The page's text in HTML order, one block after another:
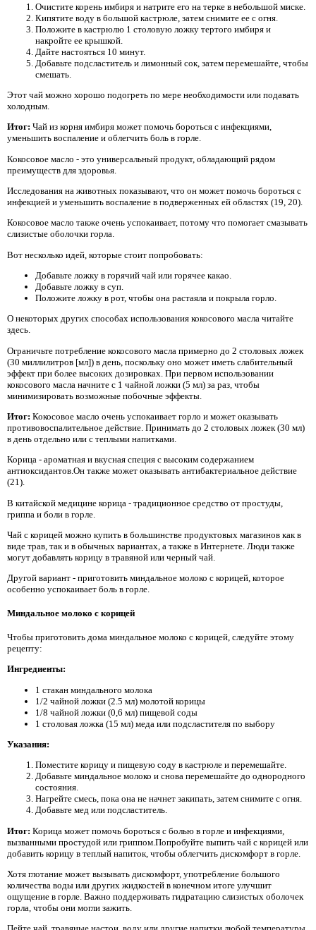
Очистите корень имбиря и натрите его на терке в небольшой миске.
Кипятите воду в большой кастрюле, затем снимите ее с огня.
Положите в кастрюлю 1 столовую ложку тертого имбиря и
накройте ее крышкой.
Дайте настояться 10 минут.
Добавьте подсластитель и лимонный сок, затем перемешайте, чтобы
смешать.
Этот чай можно хорошо подогреть по мере необходимости или подавать
холодным.
Итог: Чай из корня имбиря может помочь бороться с инфекциями,
уменьшить воспаление и облегчить боль в горле.
Кокосовое масло - это универсальный продукт, обладающий рядом
преимуществ для здоровья.
Исследования на животных показывают, что он может помочь бороться с
инфекцией и уменьшить воспаление в подверженных ей областях (19, 20).
Кокосовое масло также очень успокаивает, потому что помогает смазывать
слизистые оболочки горла.
Вот несколько идей, которые стоит попробовать:
Добавьте ложку в горячий чай или горячее какао.
Добавьте ложку в суп.
Положите ложку в рот, чтобы она растаяла и покрыла горло.
О некоторых других способах использования кокосового масла читайте
здесь.
Ограничьте потребление кокосового масла примерно до 2 столовых ложек
(30 миллилитров [мл]) в день, поскольку оно может иметь слабительный
эффект при более высоких дозировках. При первом использовании
кокосового масла начните с 1 чайной ложки (5 мл) за раз, чтобы
минимизировать возможные побочные эффекты.
Итог: Кокосовое масло очень успокаивает горло и может оказывать
противовоспалительное действие. Принимать до 2 столовых ложек (30 мл)
в день отдельно или с теплыми напитками.
Корица - ароматная и вкусная специя с высоким содержанием
антиоксидантов.Он также может оказывать антибактериальное действие
(21).
В китайской медицине корица - традиционное средство от простуды,
гриппа и боли в горле.
Чай с корицей можно купить в большинстве продуктовых магазинов как в
виде трав, так и в обычных вариантах, а также в Интернете. Люди также
могут добавлять корицу в травяной или черный чай.
Другой вариант - приготовить миндальное молоко с корицей, которое
особенно успокаивает боль в горле.
Миндальное молоко с корицей
Чтобы приготовить дома миндальное молоко с корицей, следуйте этому
рецепту:
Ингредиенты:
1 стакан миндального молока
1/2 чайной ложки (2.5 мл) молотой корицы
1/8 чайной ложки (0,6 мл) пищевой соды
1 столовая ложка (15 мл) меда или подсластителя по выбору
Указания:
Поместите корицу и пищевую соду в кастрюле и перемешайте.
Добавьте миндальное молоко и снова перемешайте до однородного
состояния.
Нагрейте смесь, пока она не начнет закипать, затем снимите с огня.
Добавьте мед или подсластитель.
Итог: Корица может помочь бороться с болью в горле и инфекциями,
вызванными простудой или гриппом.Попробуйте выпить чай с корицей или
добавить корицу в теплый напиток, чтобы облегчить дискомфорт в горле.
Хотя глотание может вызывать дискомфорт, употребление большого
количества воды или других жидкостей в конечном итоге улучшит
ощущение в горле. Важно поддерживать гидратацию слизистых оболочек
горла, чтобы они могли зажить.